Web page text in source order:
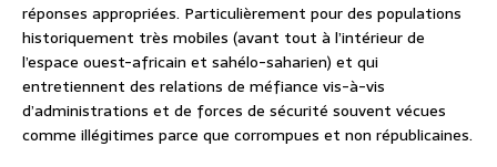
réponses appropriées. Particulièrement pour des populations
historiquement très mobiles (avant tout à l’intérieur de
l’espace ouest-africain et sahélo-saharien) et qui
entretiennent des relations de méfiance vis-à-vis
d’administrations et de forces de sécurité souvent vécues
comme illégitimes parce que corrompues et non républicaines.